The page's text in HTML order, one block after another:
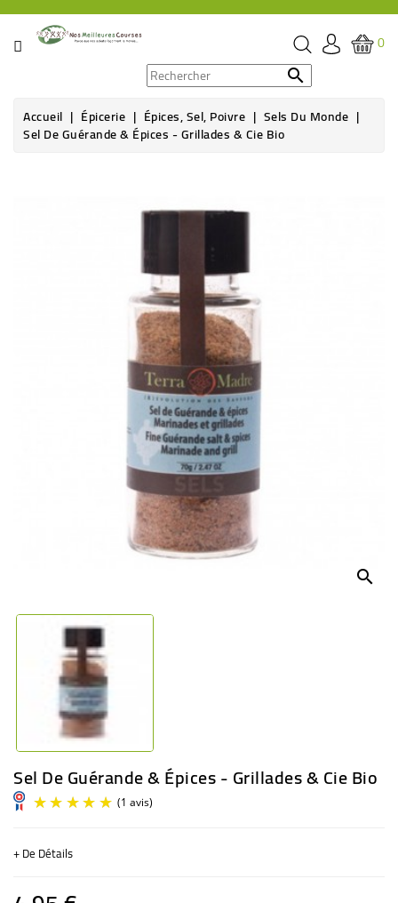
CATÉGORIE
ÉPICERIE
0

Accueil Épicerie Épices, Sel, Poivre Sels Du Monde
Sel De Guérande & Épices - Grillades & Cie Bio
search
Sel De Guérande & Épices - Grillades & Cie Bio
+ De Détails